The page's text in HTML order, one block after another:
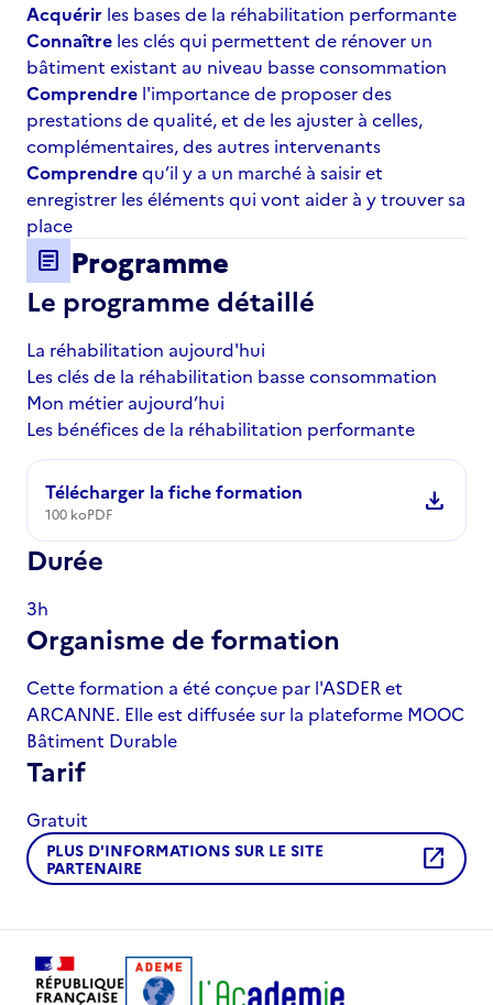
Acquérir les bases de la réhabilitation performante
Connaître les clés qui permettent de rénover un
bâtiment existant au niveau basse consommation
Comprendre l'importance de proposer des
prestations de qualité, et de les ajuster à celles,
complémentaires, des autres intervenants
Comprendrequ’il y a un marché à saisir et
enregistrer les éléments qui vont aider à y trouver sa
place
article Programme
Le programme détaillé
La réhabilitation aujourd'hui
Les clés de la réhabilitation basse consommation
Mon métier aujourd’hui
Les bénéfices de la réhabilitation performante
Télécharger la fiche formation
100 koPDF download
Durée
3h
Organisme de formation
Cette formation a été conçue par l'ASDER et
ARCANNE. Elle est diffusée sur la plateforme MOOC
Bâtiment Durable
Tarif
Gratuit
PLUS D'INFORMATIONS SUR LE SITE
PARTENAIRE
open_in_new